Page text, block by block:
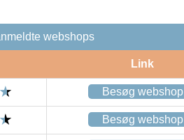
webshops
Link
Besøg webshop
Besøg webshop